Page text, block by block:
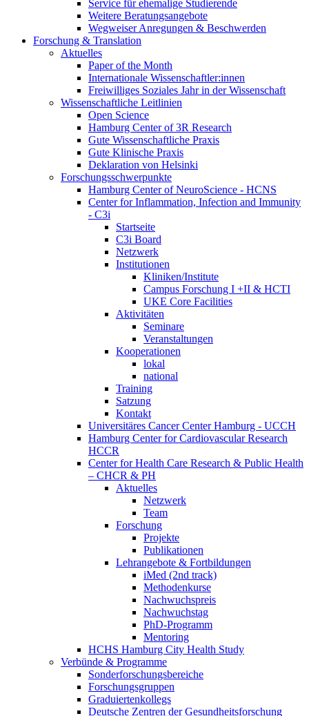
Service für ehemalige Studierende
Weitere Beratungsangebote
Wegweiser Anregungen & Beschwerden
Forschung & Translation
Aktuelles
Paper of the Month
Internationale Wissenschaftler:innen
Freiwilliges Soziales Jahr in der Wissenschaft
Wissenschaftliche Leitlinien
Open Science
Hamburg Center of 3R Research
Gute Wissenschaftliche Praxis
Gute Klinische Praxis
Deklaration von Helsinki
Forschungsschwerpunkte
Hamburg Center of NeuroScience - HCNS
Center for Inflammation, Infection and Immunity
- C3i
Startseite
C3i Board
Netzwerk
Institutionen
Kliniken/Institute
Campus Forschung I +II & HCTI
UKE Core Facilities
Aktivitäten
Seminare
Veranstaltungen
Kooperationen
lokal
national
Training
Satzung
Kontakt
Universitäres Cancer Center Hamburg - UCCH
Hamburg Center for Cardiovascular Research
HCCR
Center for Health Care Research & Public Health
– CHCR & PH
Aktuelles
Netzwerk
Team
Forschung
Projekte
Publikationen
Lehrangebote & Fortbildungen
iMed (2nd track)
Methodenkurse
Nachwuchspreis
Nachwuchstag
PhD-Programm
Mentoring
HCHS Hamburg City Health Study
Verbünde & Programme
Sonderforschungsbereiche
Forschungsgruppen
Graduiertenkollegs
Deutsche Zentren der Gesundheitsforschung